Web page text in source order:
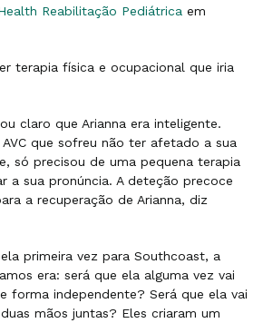
Reabilitação Pediátrica em
terapia física e ocupacional que iria
claro que Arianna era inteligente.
que sofreu não ter afetado a sua
só precisou de uma pequena terapia
a sua pronúncia. A deteção precoce
a recuperação de Arianna, diz
primeira vez para Southcoast, a
era: será que ela alguma vez vai
forma independente? Será que ela vai
mãos juntas? Eles criaram um